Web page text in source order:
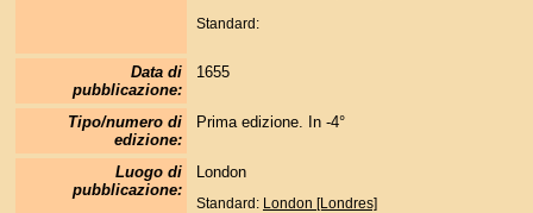
Standard:
Data di
pubblicazione:
1655
Tipo/numero di
edizione:
Prima edizione. In -4°
Luogo di
pubblicazione:
London
Standard: London [Londres]